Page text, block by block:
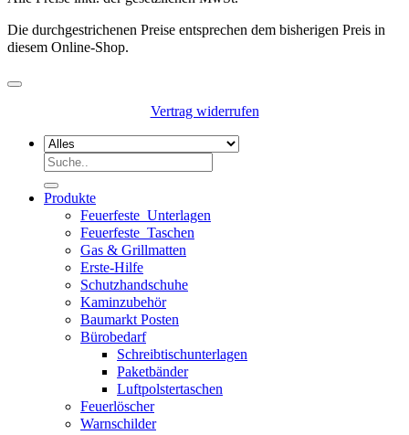
Die durchgestrichenen Preise entsprechen dem bisherigen Preis in
diesem Online-Shop.
Vertrag widerrufen
Suchen
Produkte
Feuerfeste_Unterlagen
Feuerfeste_Taschen
Gas & Grillmatten
Erste-Hilfe
Schutzhandschuhe
Kaminzubehör
Baumarkt Posten
Bürobedarf
Schreibtischunterlagen
Paketbänder
Luftpolstertaschen
Feuerlöscher
Warnschilder